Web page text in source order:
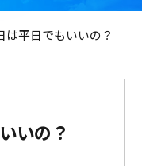
は平日でもいいの？
いの？